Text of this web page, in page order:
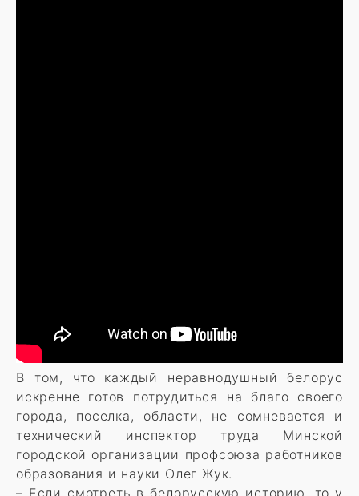
В том, что каждый неравнодушный белорус
искренне готов потрудиться на благо своего
города, поселка, области, не сомневается и
технический инспектор труда Минской
городской организации профсоюза работников
образования и науки Олег Жук.
– Если смотреть в белорусскую историю, то у